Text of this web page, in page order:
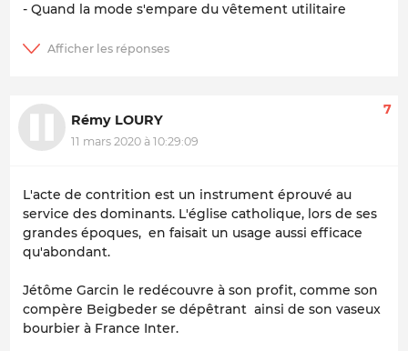
- Quand la mode s'empare du vêtement utilitaire
Rémy LOURY
11 mars 2020 à 10:29:09
7
L'acte de contrition est un instrument éprouvé au
service des dominants. L'église catholique, lors de ses
grandes époques, en faisait un usage aussi efficace
qu'abondant.
Jétôme Garcin le redécouvre à son profit, comme son
compère Beigbeder se dépêtrant ainsi de son vaseux
bourbier à France Inter.